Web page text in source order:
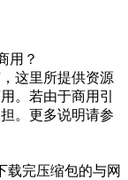
用？
这里所提供资源
。若由于商用引
。更多说明请参
载完压缩包的与网